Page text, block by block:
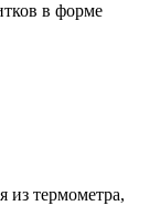
в форме
из термометра,